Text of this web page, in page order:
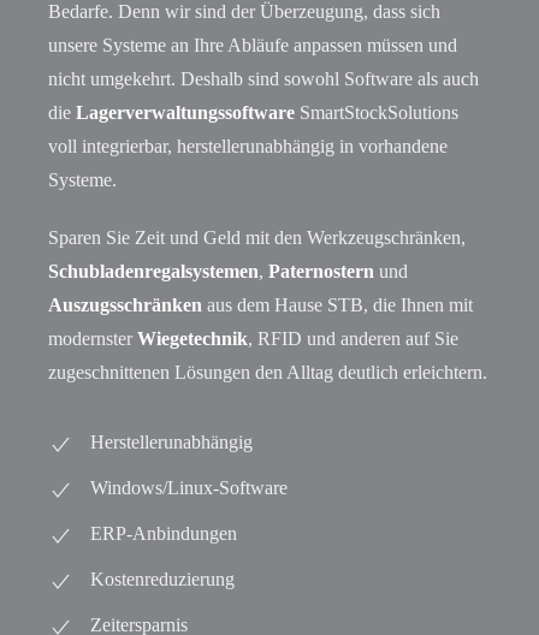
Bedarfe. Denn wir sind der Überzeugung, dass sich
unsere Systeme an Ihre Abläufe anpassen müssen und
nicht umgekehrt. Deshalb sind sowohl Software als auch
die Lagerverwaltungssoftware SmartStockSolutions
voll integrierbar, herstellerunabhängig in vorhandene
Systeme.
Sparen Sie Zeit und Geld mit den Werkzeugschränken,
Schubladenregalsystemen, Paternostern und
Auszugsschränken aus dem Hause STB, die Ihnen mit
modernster Wiegetechnik, RFID und anderen auf Sie
zugeschnittenen Lösungen den Alltag deutlich erleichtern.
Herstellerunabhängig
Windows/Linux-Software
ERP-Anbindungen
Kostenreduzierung
Zeitersparnis